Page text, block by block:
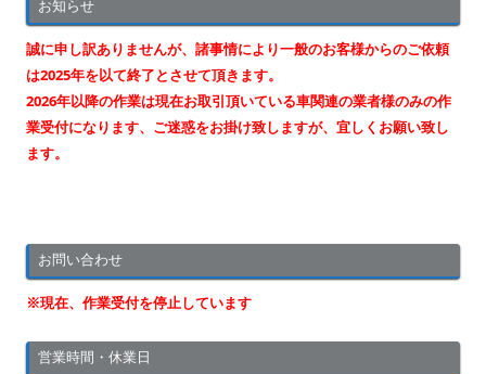
ゲ
ー
シ
ョ
ン
お知らせ
誠に申し訳ありませんが、諸事情により一般のお客様からのご依頼
は2025年を以て終了とさせて頂きます。
2026年以降の作業は現在お取引頂いている車関連の業者様のみの作
業受付になります、ご迷惑をお掛け致しますが、宜しくお願い致し
ます。
お問い合わせ
※現在、作業受付を停止しています
営業時間・休業日